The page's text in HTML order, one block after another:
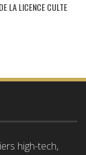
LA LICENCE CULTE
high-tech,